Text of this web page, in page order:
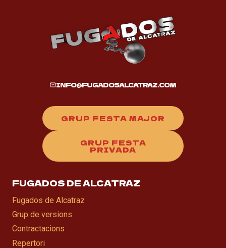
INFO@FUGADOSALCATRAZ.COM
GRUP FESTA MAJOR
GRUP FESTA
PRIVADA
FUGADOS DE ALCATRAZ
Fugados de Alcatraz
Grup de versions
Contractacions
Repertori